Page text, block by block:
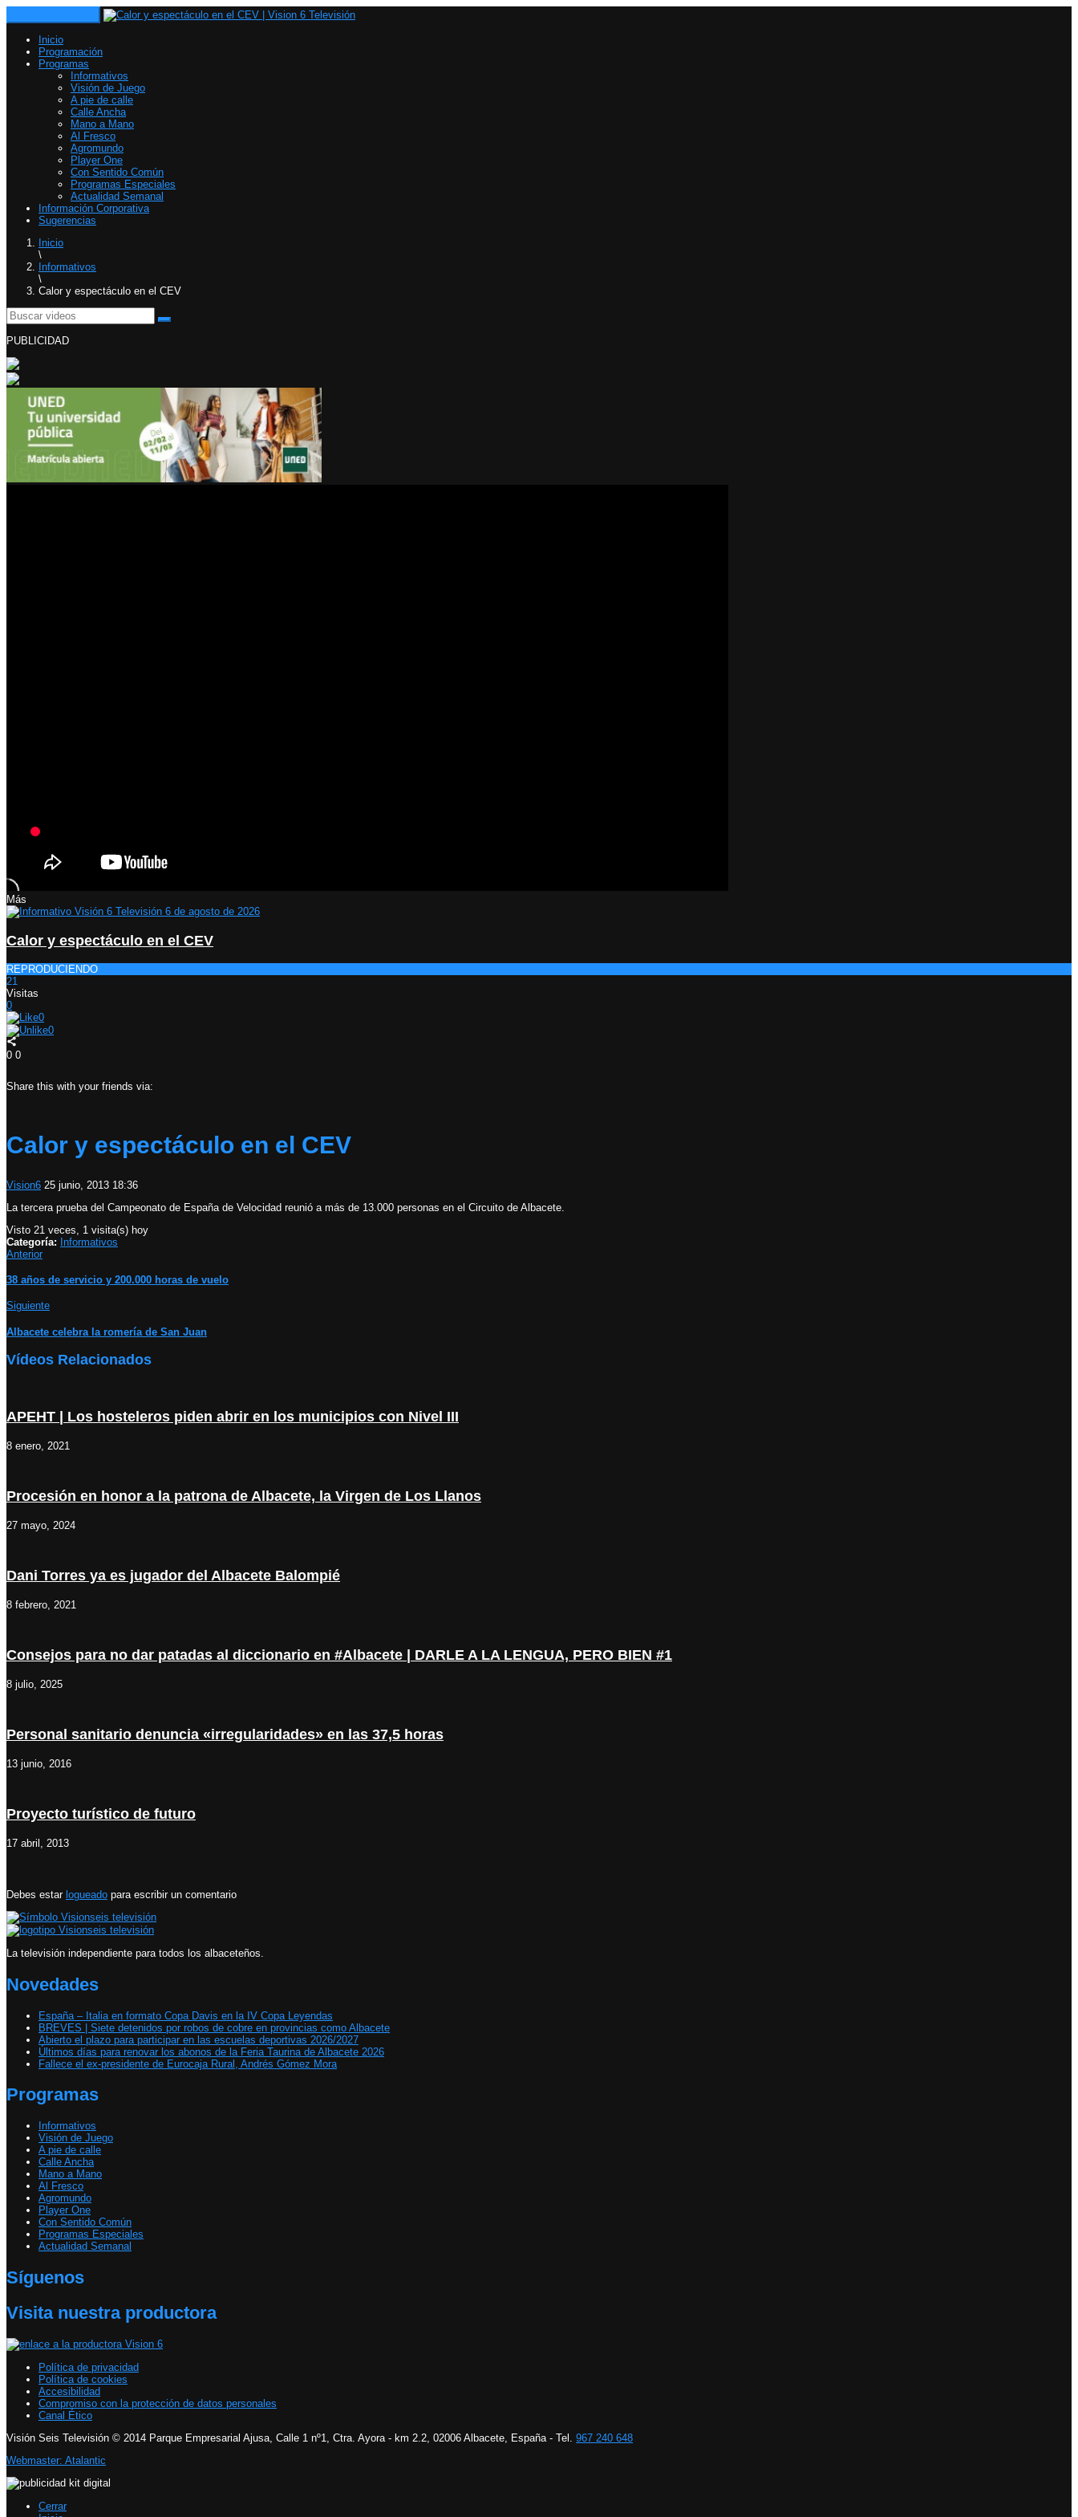
Inicio
Programación
Programas
Informativos
Visión de Juego
A pie de calle
Calle Ancha
Mano a Mano
Al Fresco
Agromundo
Player One
Con Sentido Común
Programas Especiales
Actualidad Semanal
Información Corporativa
Sugerencias
Inicio
\
Informativos
\
Calor y espectáculo en el CEV
PUBLICIDAD
Más
Calor y espectáculo en el CEV
REPRODUCIENDO
21
Visitas
0
0
0
0 0
Share this with your friends via:
Calor y espectáculo en el CEV
Vision6 25 junio, 2013 18:36
La tercera prueba del Campeonato de España de Velocidad reunió a más de 13.000 personas en el Circuito de Albacete.
Visto 21 veces, 1 visita(s) hoy
Categoría: Informativos
Anterior
38 años de servicio y 200.000 horas de vuelo
Siguiente
Albacete celebra la romería de San Juan
Vídeos Relacionados
APEHT | Los hosteleros piden abrir en los municipios con Nivel III
8 enero, 2021
Procesión en honor a la patrona de Albacete, la Virgen de Los Llanos
27 mayo, 2024
Dani Torres ya es jugador del Albacete Balompié
8 febrero, 2021
Consejos para no dar patadas al diccionario en #Albacete | DARLE A LA LENGUA, PERO BIEN #1
8 julio, 2025
Personal sanitario denuncia «irregularidades» en las 37,5 horas
13 junio, 2016
Proyecto turístico de futuro
17 abril, 2013
Debes estar logueado para escribir un comentario
La televisión independiente para todos los albaceteños.
Novedades
España – Italia en formato Copa Davis en la IV Copa Leyendas
BREVES | Siete detenidos por robos de cobre en provincias como Albacete
Abierto el plazo para participar en las escuelas deportivas 2026/2027
Últimos días para renovar los abonos de la Feria Taurina de Albacete 2026
Fallece el ex-presidente de Eurocaja Rural, Andrés Gómez Mora
Programas
Informativos
Visión de Juego
A pie de calle
Calle Ancha
Mano a Mano
Al Fresco
Agromundo
Player One
Con Sentido Común
Programas Especiales
Actualidad Semanal
Síguenos
Visita nuestra productora
Política de privacidad
Política de cookies
Accesibilidad
Compromiso con la protección de datos personales
Canal Ético
Visión Seis Televisión © 2014 Parque Empresarial Ajusa, Calle 1 nº1, Ctra. Ayora - km 2.2, 02006 Albacete, España - Tel. 967 240 648
Webmaster: Atalantic
Cerrar